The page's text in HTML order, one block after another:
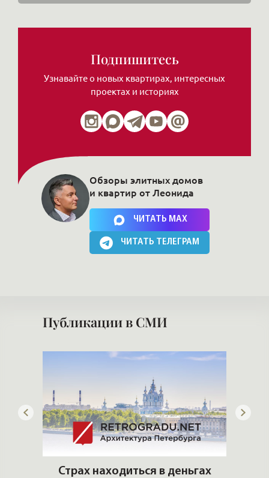
Подпишитесь
Узнавайте о новых квартирах, интересных
проектах и историях
Нажимая на кнопку, Вы соглашаетесь c политикой сайта
Обзоры элитных домов
и квартир от Леонида
ЧИТАТЬ MAX
ЧИТАТЬ ТЕЛЕГРАМ
Публикации в СМИ
Страх находиться в деньгах